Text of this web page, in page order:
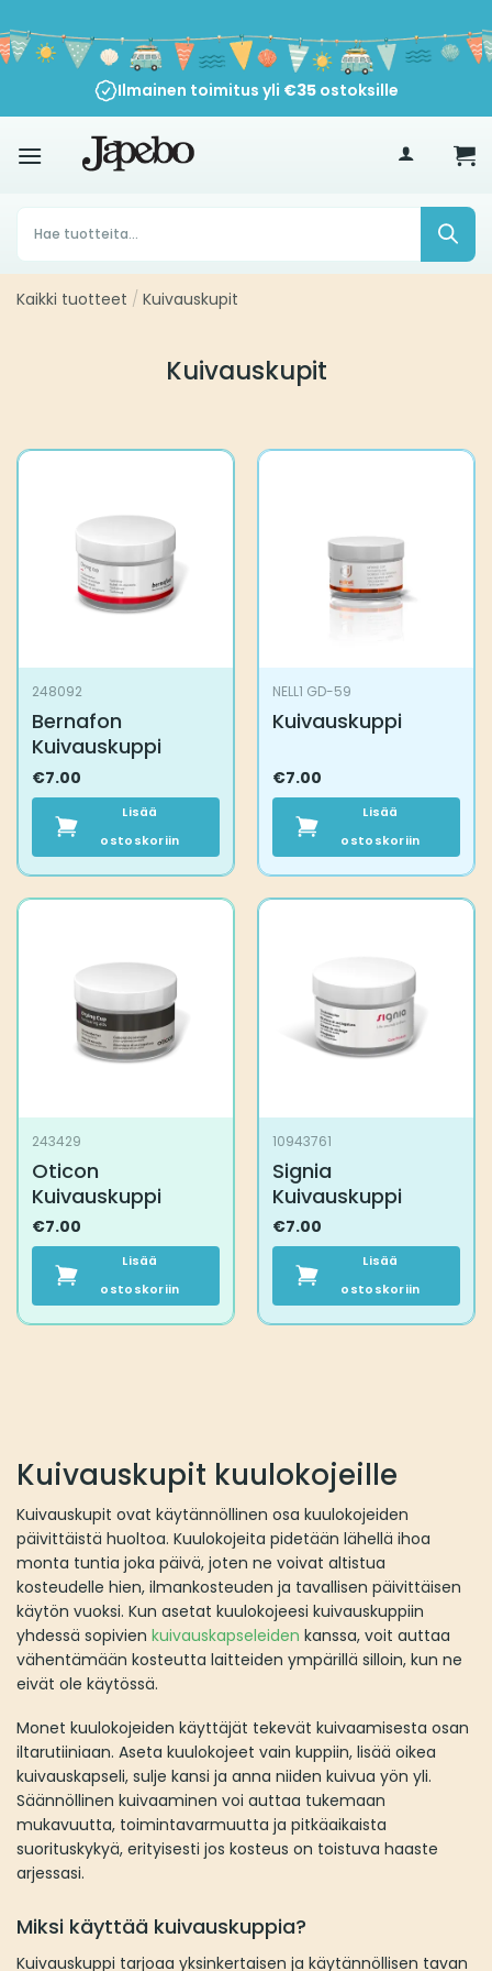
sisältöön
Ilmainen toimitus yli €35ostoksille
Products
search
Kaikki tuotteet / Kuivauskupit
Kuivauskupit
248092
Bernafon
Kuivauskuppi
€7.00
Lisää
ostoskoriin
NELL1 GD-59
Kuivauskuppi
€7.00
Lisää
ostoskoriin
243429
Oticon
Kuivauskuppi
€7.00
Lisää
ostoskoriin
10943761
Signia
Kuivauskuppi
€7.00
Lisää
ostoskoriin
Kuivauskupit kuulokojeille
Kuivauskupit ovat käytännöllinen osa kuulokojeiden
päivittäistä huoltoa. Kuulokojeita pidetään lähellä ihoa
monta tuntia joka päivä, joten ne voivat altistua
kosteudelle hien, ilmankosteuden ja tavallisen päivittäisen
käytön vuoksi. Kun asetat kuulokojeesi kuivauskuppiin
yhdessä sopivien kuivauskapseleiden kanssa, voit auttaa
vähentämään kosteutta laitteiden ympärillä silloin, kun ne
eivät ole käytössä.
Monet kuulokojeiden käyttäjät tekevät kuivaamisesta osan
iltarutiiniaan. Aseta kuulokojeet vain kuppiin, lisää oikea
kuivauskapseli, sulje kansi ja anna niiden kuivua yön yli.
Säännöllinen kuivaaminen voi auttaa tukemaan
mukavuutta, toimintavarmuutta ja pitkäaikaista
suorituskykyä, erityisesti jos kosteus on toistuva haaste
arjessasi.
Miksi käyttää kuivauskuppia?
Kuivauskuppi tarjoaa yksinkertaisen ja käytännöllisen tavan